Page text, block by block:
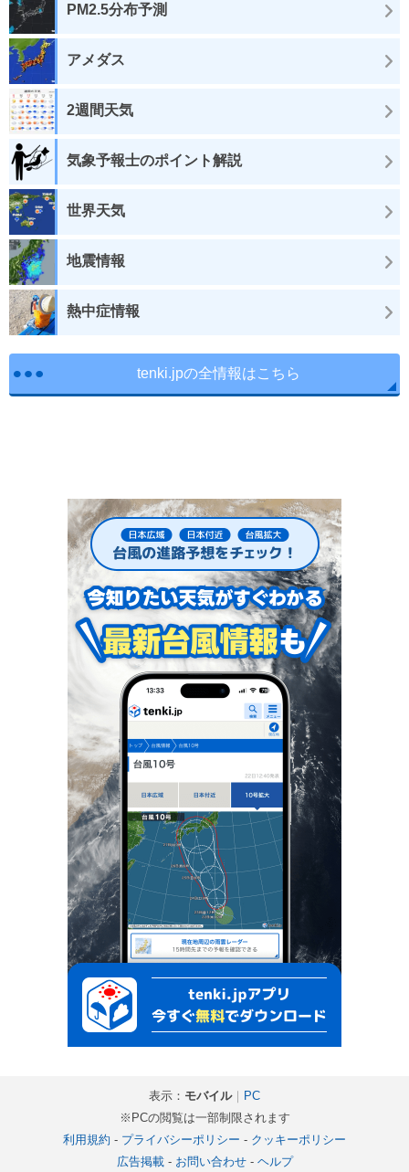
PM2.5分布予測
アメダス
2週間天気
気象予報士のポイント解説
世界天気
地震情報
熱中症情報
tenki.jpの全情報はこちら
表示： モバイル｜ PC
※PCの閲覧は一部制限されます
利用規約 - プライバシーポリシー - クッキーポリシー
広告掲載- お問い合わせ- ヘルプ